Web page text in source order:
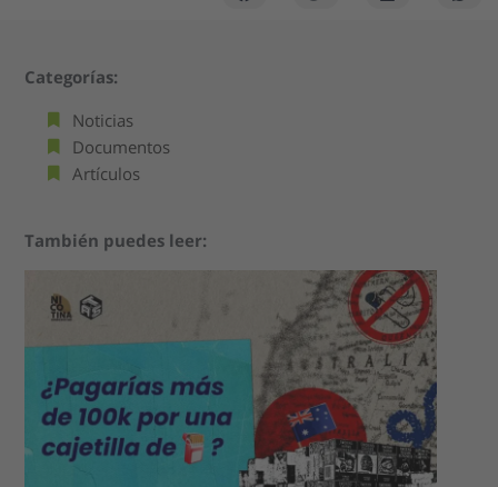
Categorías:
Noticias
Documentos
Artículos
También puedes leer: